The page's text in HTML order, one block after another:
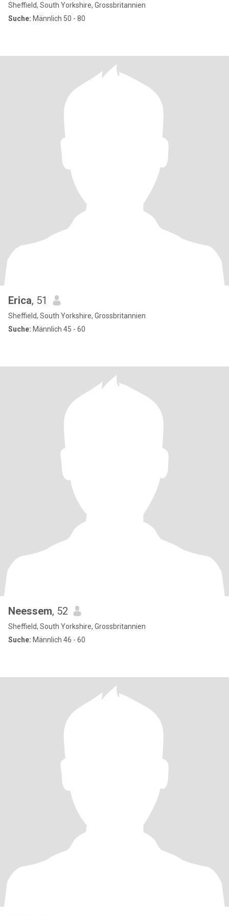
Sheffield, South Yorkshire, Grossbritannien
Suche: Männlich 50 - 80
Erica, 51
Sheffield, South Yorkshire, Grossbritannien
Suche: Männlich 45 - 60
Neessem, 52
Sheffield, South Yorkshire, Grossbritannien
Suche: Männlich 46 - 60